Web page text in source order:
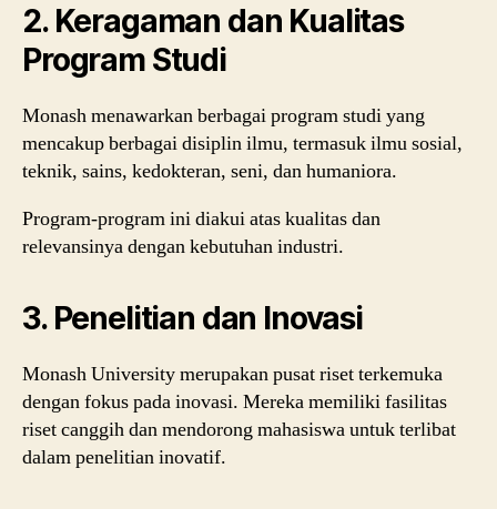
2. Keragaman dan Kualitas
Program Studi
Monash menawarkan berbagai program studi yang
mencakup berbagai disiplin ilmu, termasuk ilmu sosial,
teknik, sains, kedokteran, seni, dan humaniora.
Program-program ini diakui atas kualitas dan
relevansinya dengan kebutuhan industri.
3. Penelitian dan Inovasi
Monash University merupakan pusat riset terkemuka
dengan fokus pada inovasi. Mereka memiliki fasilitas
riset canggih dan mendorong mahasiswa untuk terlibat
dalam penelitian inovatif.